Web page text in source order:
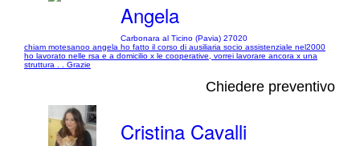
Angela
Carbonara al Ticino (Pavia) 27020
chiam motesanoo angela ho fatto il corso di ausiliaria socio assistenziale nel2000
ho lavorato nelle rsa e a domicilio x le cooperative, vorrei lavorare ancora x una
struttura . . Grazie
Chiedere preventivo
Cristina Cavalli